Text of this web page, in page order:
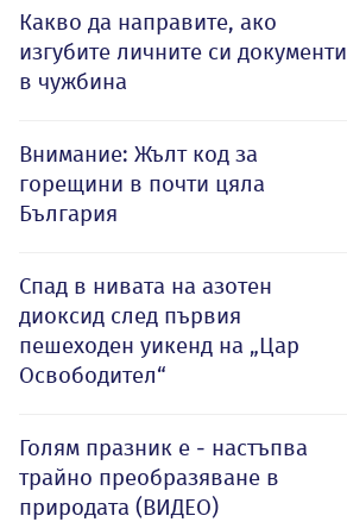
Какво да направите, ако
изгубите личните си документи
в чужбина
Внимание: Жълт код за
горещини в почти цяла
България
Спад в нивата на азотен
диоксид след първия
пешеходен уикенд на „Цар
Освободител“
Голям празник е - настъпва
трайно преобразяване в
природата (ВИДЕО)